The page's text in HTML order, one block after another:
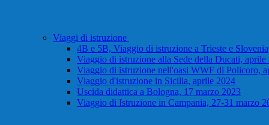
Viaggi di istruzione
4B e 5B, Viaggio di istruzione a Trieste e Slovenia
Viaggio di istruzione alla Sede della Ducati, aprile
Viaggio di istruzione nell'oasi WWF di Policoro,
Viaggio d'istruzione in Sicilia, aprile 2024
Uscida didattica a Bologna, 17 marzo 2023
Viaggio di Istruzione in Campania, 27-31 marzo